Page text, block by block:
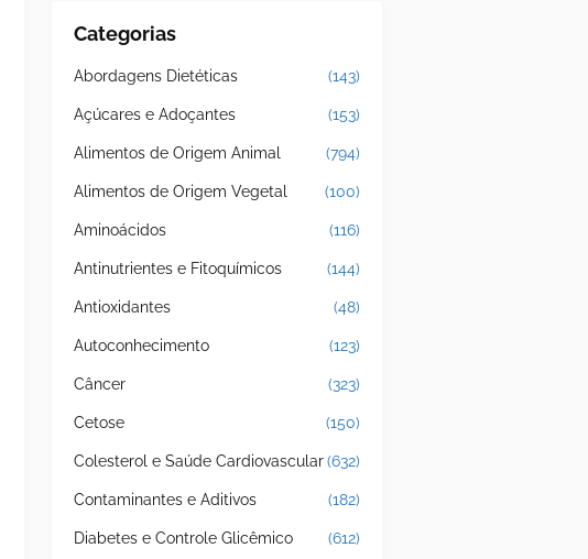
Categorias
Abordagens Dietéticas (143)
Açúcares e Adoçantes (153)
Alimentos de Origem Animal (794)
Alimentos de Origem Vegetal (100)
Aminoácidos (116)
Antinutrientes e Fitoquímicos (144)
Antioxidantes (48)
Autoconhecimento (123)
Câncer (323)
Cetose (150)
Colesterol e Saúde Cardiovascular(632)
Contaminantes e Aditivos (182)
Diabetes e Controle Glicêmico (612)